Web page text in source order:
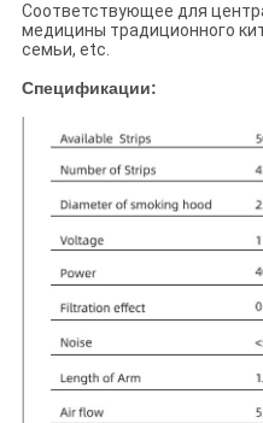
Соответствующее для
медицины традиционного
семьи, etc.
Спецификации: